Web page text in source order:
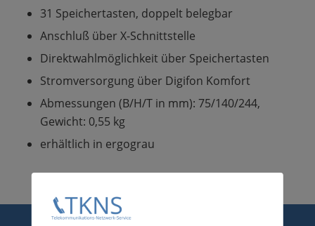
31 Speichertasten, doppelt belegbar
Anschluß über X-Schnittstelle
Direktwahlmöglichkeit über Speichertasten
Stromversorgung über Digifon Komfort
Abmessungen (B/H/T in mm): 75/140/244,
Gewicht: 0,55 kg
erhältlich in ergograu